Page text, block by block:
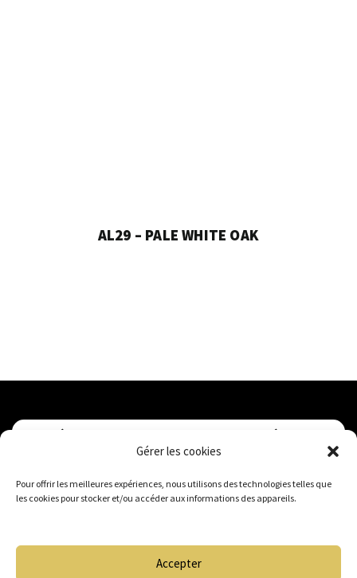
Gérer les cookies
Pour offrir les meilleures expériences, nous utilisons des technologies telles que
les cookies pour stocker et/ou accéder aux informations des appareils.
Accepter
AL29 – PALE WHITE OAK
VOUS DÉSIREZ OBTENIR UN DEVIS PERSONNALISÉ ?
Je demande mon devis gratuit !